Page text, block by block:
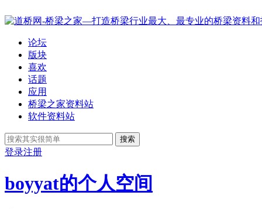
论坛
版块
喜欢
话题
应用
桥梁之家资料站
软件资料站
搜索
登录注册
boyyat的个人空间